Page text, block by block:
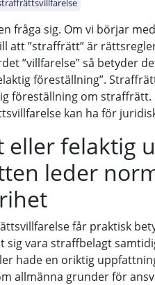
fråga sig. Om vi börjar
att ”straffrätt” är
”villfarelse” så betyder
föreställning”.
föreställning om
kan ha för
eller felaktig
leder
får praktisk
sig vara straffbelagt
hade en oriktig
allmänna grunder för